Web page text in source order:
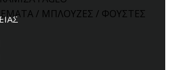
/ ΜΠΛΟΥΖΕΣ / ΦΟΥΣΤΕΣ